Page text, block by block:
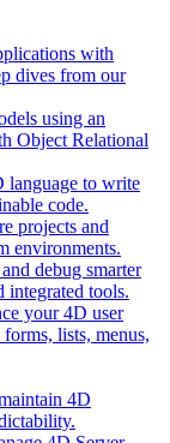
with
dives from our
using an
Object Relational
language to write
code.
projects and
environments.
debug smarter
integrated tools.
your 4D user
lists, menus,
4D